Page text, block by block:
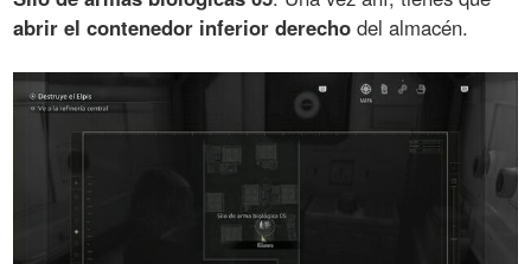
abrir el contenedor inferior derecho del almacén.